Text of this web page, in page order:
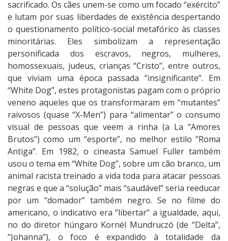
sacrificado. Os cães unem-se como um focado “exército”
e lutam por suas liberdades de existência despertando
o questionamento político-social metafórico às classes
minoritárias. Eles simbolizam a representação
personificada dos escravos, negros, mulheres,
homossexuais, judeus, crianças “Cristo”, entre outros,
que viviam uma época passada “insignificante”. Em
“White Dog”, estes protagonistas pagam com o próprio
veneno aqueles que os transformaram em “mutantes”
raivosos (quase “X-Men”) para “alimentar” o consumo
visual de pessoas que veem a rinha (a La “Amores
Brutos”) como um “esporte”, no melhor estilo “Roma
Antiga”. Em 1982, o cineasta Samuel Fuller também
usou o tema em “White Dog”, sobre um cão branco, um
animal racista treinado a vida toda para atacar pessoas
negras e que a “solução” mais “saudável” seria reeducar
por um “domador” também negro. Se no filme do
americano, o indicativo era “libertar” a igualdade, aqui,
no do diretor húngaro Kornél Mundruczó (de “Delta”,
“Johanna”), o foco é expandido à totalidade da